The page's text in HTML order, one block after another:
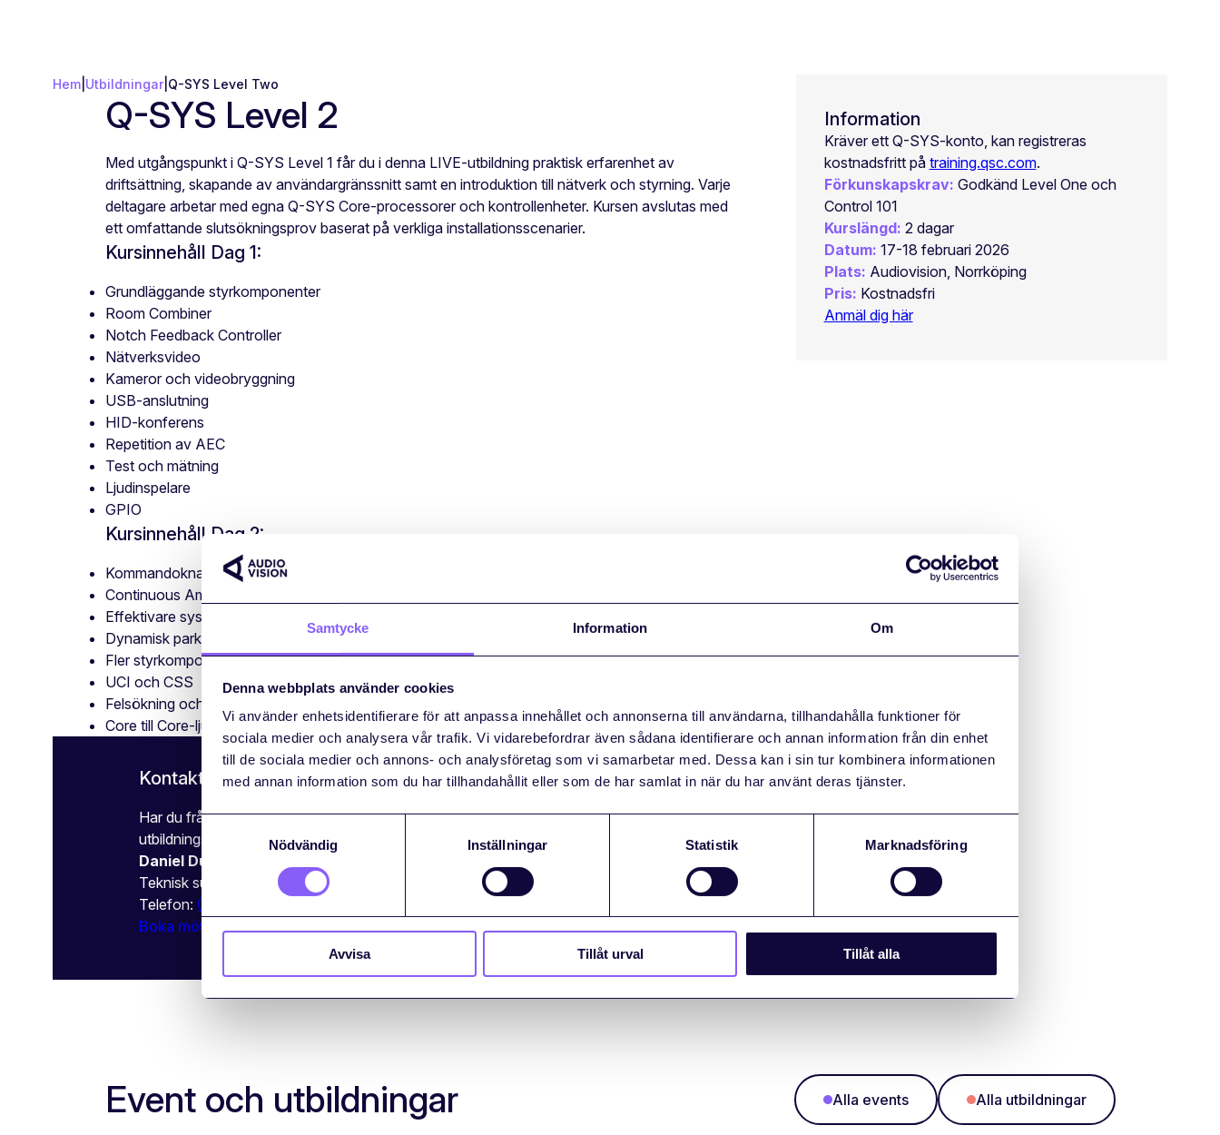
Samtycke Information Om
Denna webbplats använder cookies
Vi använder enhetsidentifierare för att anpassa innehållet och annonserna till användarna, tillhandahålla funktioner för
sociala medier och analysera vår trafik. Vi vidarebefordrar även sådana identifierare och annan information från din enhet
till de sociala medier och annons- och analysföretag som vi samarbetar med. Dessa kan i sin tur kombinera informationen
med annan information som du har tillhandahållit eller som de har samlat in när du har använt deras tjänster.
Samtyckesval
Nödvändig
Inställningar Statistik Marknadsföring
Avvisa Tillåt urval Tillåt alla
Hem| Utbildningar| Q-SYS Level Two
Q-SYS Level 2
Med utgångspunkt i Q-SYS Level 1 får du i denna LIVE-utbildning praktisk erfarenhet av
driftsättning, skapande av användargränssnitt samt en introduktion till nätverk och styrning. Varje
deltagare arbetar med egna Q-SYS Core-processorer och kontrollenheter. Kursen avslutas med
ett omfattande slutsökningsprov baserat på verkliga installationsscenarier.
Kursinnehåll Dag 1:
Grundläggande styrkomponenter
Room Combiner
Notch Feedback Controller
Nätverksvideo
Kameror och videobryggning
USB-anslutning
HID-konferens
Repetition av AEC
Test och mätning
Ljudinspelare
GPIO
Kursinnehåll Dag 2:
Kommandoknappar och plugins
Continuous Ambient Compensator
Effektivare systemdesign
Dynamisk parkoppling
Fler styrkomponenter
UCI och CSS
Felsökning och support inom nätverk
Core till Core-ljud och styrning
Kontakta oss – vi hjälper dig vidare
Har du frågor kring våra utbildningar? Hör gärna av dig till Daniel Dunberg som är
utbildningsansvarig på Audiovision.
Daniel Dunberg
Teknisk support
Telefon:010-188 25 73
Boka möte med Daniel
Information
Kräver ett Q-SYS-konto, kan registreras
kostnadsfritt på training.qsc.com.
Förkunskapskrav: Godkänd Level One och
Control 101
Kurslängd: 2 dagar
Datum: 17-18 februari 2026
Plats: Audiovision, Norrköping
Pris: Kostnadsfri
Anmäl dig här
Event och utbildningar Alla events Alla utbildningar